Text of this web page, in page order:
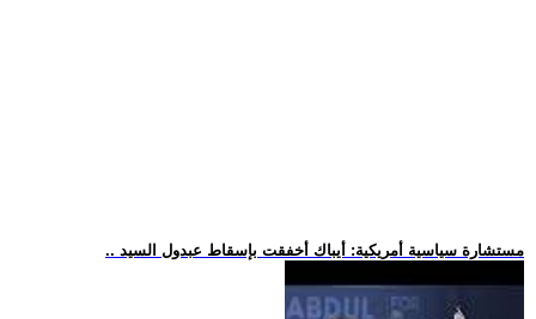
.. مستشارة سياسية أمريكية: أيباك أخفقت بإسقاط عبدول السيد